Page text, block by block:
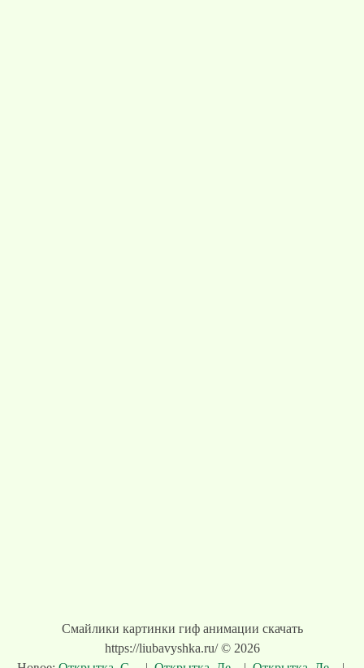
Смайлики картинки гиф анимации скачать
https://liubavyshka.ru/ © 2026